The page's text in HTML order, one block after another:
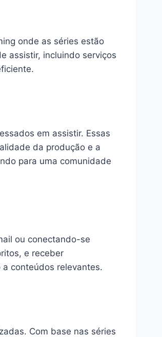
onde as séries estão
assistir, incluindo serviços
em assistir. Essas
da produção e a
para uma comunidade
ou conectando-se
e receber
conteúdos relevantes.
Com base nas séries